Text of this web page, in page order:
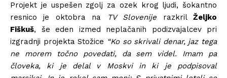
Projekt je uspešen zgolj za ozek krog ljudi, šokantno
resnico je oktobra na
TV Slovenije razkrilŽeljko
Fiškuš, še eden izmed neplačanih podizvajalcev pri
izgradnji projekta Stožice “Ko so skrivali denar, jaz tega
ne morem točno povedati, da sem videl. Imam pa
človeka, ki je delal v Moskvi in ki je podpisoval